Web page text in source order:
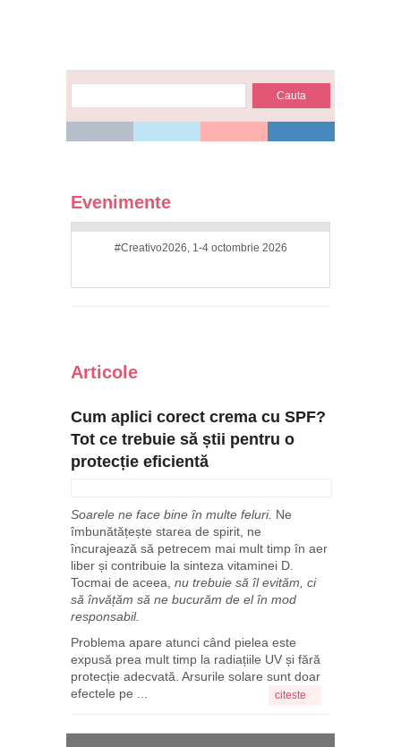
Evenimente
#Creativo2026, 1-4 octombrie 2026
Articole
Cum aplici corect crema cu SPF?
Tot ce trebuie să știi pentru o
protecție eficientă
Soarele ne face bine în multe feluri. Ne
îmbunătățește starea de spirit, ne
încurajează să petrecem mai mult timp în aer
liber și contribuie la sinteza vitaminei D.
Tocmai de aceea, nu trebuie să îl evităm, ci
să învățăm să ne bucurăm de el în mod
responsabil.
Problema apare atunci când pielea este
expusă prea mult timp la radiațiile UV și fără
protecție adecvată. Arsurile solare sunt doar
efectele pe ...
citeste